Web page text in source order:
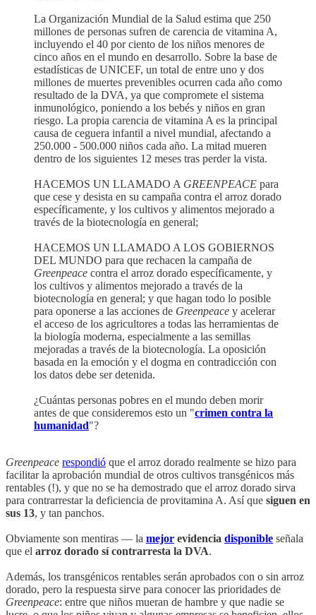
La Organización Mundial de la Salud estima que 250
millones de personas sufren de carencia de vitamina A,
incluyendo el 40 por ciento de los niños menores de
cinco años en el mundo en desarrollo. Sobre la base de
estadísticas de UNICEF, un total de entre uno y dos
millones de muertes prevenibles ocurren cada año como
resultado de la DVA, ya que compromete el sistema
inmunológico, poniendo a los bebés y niños en gran
riesgo. La propia carencia de vitamina A es la principal
causa de ceguera infantil a nivel mundial, afectando a
250.000 - 500.000 niños cada año. La mitad mueren
dentro de los siguientes 12 meses tras perder la vista.
HACEMOS UN LLAMADO A GREENPEACE para
que cese y desista en su campaña contra el arroz dorado
específicamente, y los cultivos y alimentos mejorado a
través de la biotecnología en general;
HACEMOS UN LLAMADO A LOS GOBIERNOS
DEL MUNDO para que rechacen la campaña de
Greenpeace contra el arroz dorado específicamente, y
los cultivos y alimentos mejorado a través de la
biotecnología en general; y que hagan todo lo posible
para oponerse a las acciones de Greenpeace y acelerar
el acceso de los agricultores a todas las herramientas de
la biología moderna, especialmente a las semillas
mejoradas a través de la biotecnología. La oposición
basada en la emoción y el dogma en contradicción con
los datos debe ser detenida.
¿Cuántas personas pobres en el mundo deben morir
antes de que consideremos esto un "crimen contra la
humanidad"?
Greenpeace respondió que el arroz dorado realmente se hizo para
facilitar la aprobación mundial de otros cultivos transgénicos más
rentables (!), y que no se ha demostrado que el arroz dorado sirva
para contrarrestar la deficiencia de provitamina A. Así que siguen en
sus 13, y tan panchos.
Obviamente son mentiras — la mejor evidencia disponible señala
que el arroz dorado sí contrarresta la DVA.
Además, los transgénicos rentables serán aprobados con o sin arroz
dorado, pero la respuesta sirve para conocer las prioridades de
Greenpeace: entre que niños mueran de hambre y que nadie se